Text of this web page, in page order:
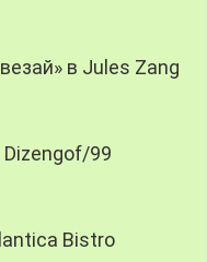
в Jules Zang
99
Bistro